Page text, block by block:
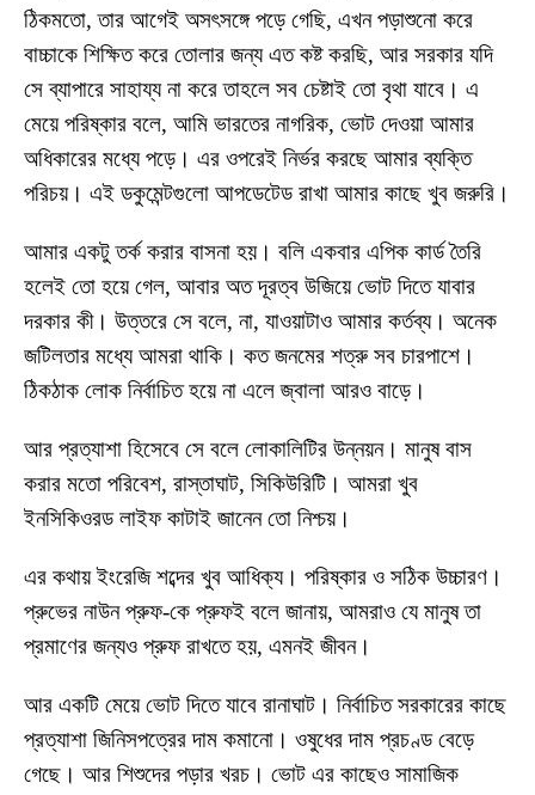
ঠিকমতো, তার আগেই অসৎসঙ্গে পড়ে গেছি, এখন পড়াশুনো করে
বাচ্চাকে শিক্ষিত করে তোলার জন্য এত কষ্ট করছি, আর সরকার যদি
সে ব্যাপারে সাহায্য না করে তাহলে সব চেষ্টাই তো বৃথা যাবে। এ
মেয়ে পরিষ্কার বলে, আমি ভারতের নাগরিক, ভোট দেওয়া আমার
অধিকারের মধ্যে পড়ে। এর ওপরেই নির্ভর করছে আমার ব্যক্তি
পরিচয়। এই ডকুমেন্টগুলো আপডেটেড রাখা আমার কাছে খুব জরুরি।
আমার একটু তর্ক করার বাসনা হয়। বলি একবার এপিক কার্ড তৈরি
হলেই তো হয়ে গেল, আবার অত দূরত্ব উজিয়ে ভোট দিতে যাবার
দরকার কী। উত্তরে সে বলে, না, যাওয়াটাও আমার কর্তব্য। অনেক
জটিলতার মধ্যে আমরা থাকি। কত জনমের শত্রু সব চারপাশে।
ঠিকঠাক লোক নির্বাচিত হয়ে না এলে জ্বালা আরও বাড়ে।
আর প্রত্যাশা হিসেবে সে বলে লোকালিটির উন্নয়ন। মানুষ বাস
করার মতো পরিবেশ, রাস্তাঘাট, সিকিউরিটি। আমরা খুব
ইনসিকিওরড লাইফ কাটাই জানেন তো নিশ্চয়।
এর কথায় ইংরেজি শব্দের খুব আধিক্য। পরিষ্কার ও সঠিক উচ্চারণ।
প্রুভের নাউন প্রুফ-কে প্রুফই বলে জানায়, আমরাও যে মানুষ তা
প্রমাণের জন্যও প্রুফ রাখতে হয়, এমনই জীবন।
আর একটি মেয়ে ভোট দিতে যাবে রানাঘাট। নির্বাচিত সরকারের কাছে
প্রত্যাশা জিনিসপত্রের দাম কমানো। ওষুধের দাম প্রচণ্ড বেড়ে
গেছে। আর শিশুদের পড়ার খরচ। ভোট এর কাছেও সামাজিক